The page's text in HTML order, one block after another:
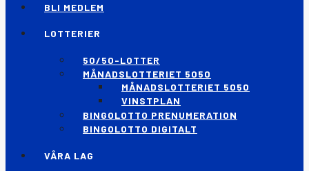
BLI MEDLEM
LOTTERIER
50/50-LOTTER
MÅNADSLOTTERIET 5050
MÅNADSLOTTERIET 5050
VINSTPLAN
BINGOLOTTO PRENUMERATION
BINGOLOTTO DIGITALT
VÅRA LAG